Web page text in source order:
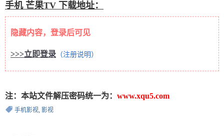
手机 芒果TV 下载地址：
隐藏内容，登录后可见
>>>立即登录 （注册说明）
注：本站文件解压密码统一为： www.xqu5.com
手机影视, 影视